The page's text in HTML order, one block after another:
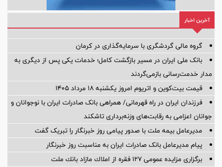
آخرین اخبار
گروه مالی گردشگری با سرمایه‌گذاری در کرمان
بانک ملی ایران در مسیر بازگشت کامل؛ خدمات یکی پس از دیگری به
مدار خدمت‌رسانی بازمی‌گردند
قیمت بیت‌کوین و اتریوم امروز یکشنبه ۱۸ مرداد ۱۴۰۵
فرزندان ایران در راه قهرمانی/ همراهی بانک صادرات ایران با نوجوانان و
جوانان اعزامی به رقابت‌های وزنه‌برداری تاشکند
مدیرعامل بیمه ملت با صدور پیامی روز خبرنگار را تبریک گفت
پیام مدیرعامل بانک صادرات ایران به مناسبت روز خبرنگار
برگزاری مزایده عمومی 127 فقره از املاك مازاد بانك ملت